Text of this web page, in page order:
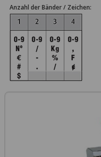
Anzahl der Bänder / Zeichen: